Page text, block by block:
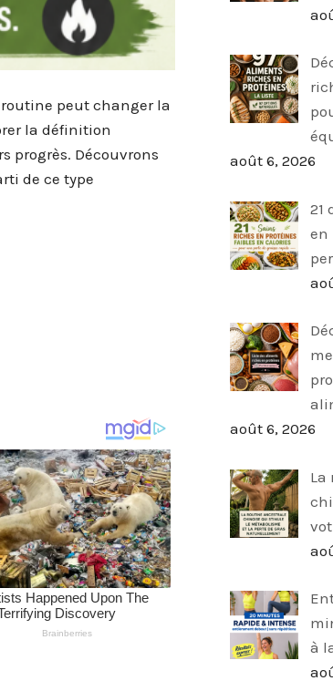
peut changer la
la définition
progrès. Découvrons
de ce type
août 6, 2026
21
en
août 6, 2026
La
à